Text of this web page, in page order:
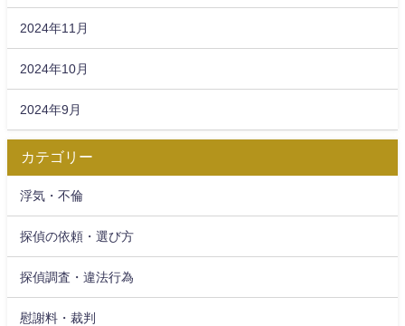
2024年11月
2024年10月
2024年9月
カテゴリー
浮気・不倫
探偵の依頼・選び方
探偵調査・違法行為
慰謝料・裁判